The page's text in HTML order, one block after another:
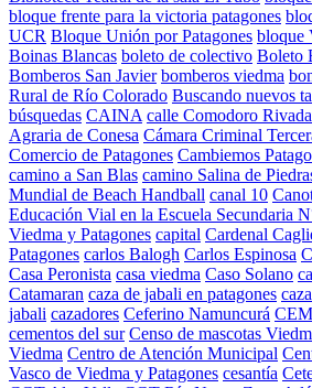
bloque frente para la victoria patagones
UCR Bloque Unión por Patagones bloque
Boinas Blancas boleto de colectivo Boleto
Bomberos San Javier bomberos viedma
Rural de Río Colorado Buscando nuevos
búsquedas CAINA calle Comodoro
Agraria de Conesa Cámara Criminal
Comercio de Patagones Cambiemos
camino a San Blas camino Salina de
Mundial de Beach Handball canal 10
Educación Vial en la Escuela Secundaria
Viedma y Patagones capital Cardenal
Patagones carlos Balogh Carlos Espinosa
Casa Peronista casa viedma Caso Solano
Catamaran caza de jabali en patagones
jabali cazadores Ceferino Namuncurá
cementos del sur Censo de mascotas
Viedma Centro de Atención Municipal
Vasco de Viedma y Patagones cesantía